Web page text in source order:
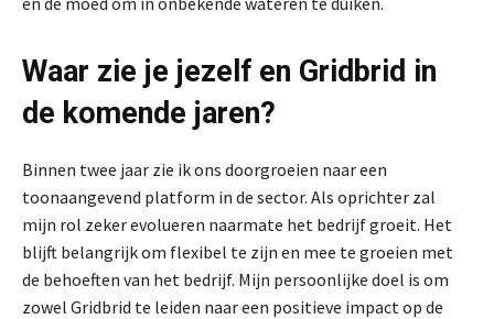
Waar zie je jezelf en Gridbrid in
de komende jaren?
Binnen twee jaar zie ik ons doorgroeien naar een
toonaangevend platform in de sector. Als oprichter zal
mijn rol zeker evolueren naarmate het bedrijf groeit. Het
blijft belangrijk om flexibel te zijn en mee te groeien met
de behoeften van het bedrijf. Mijn persoonlijke doel is om
zowel Gridbrid te leiden naar een positieve impact op de